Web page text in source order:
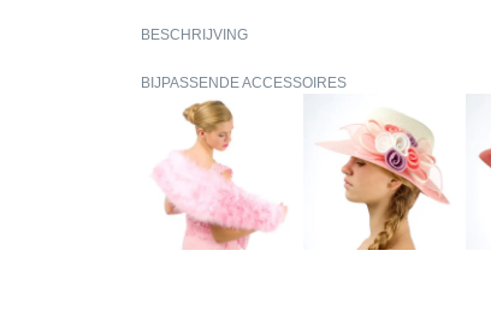
BESCHRIJVING
BIJPASSENDE ACCESSOIRES